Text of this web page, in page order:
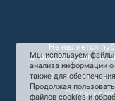
Не является
Стоимость услуг и
Согласие на
Согласие
Мы используем файлы
анализа информации о
также для
Продолжая
файлов cookies и